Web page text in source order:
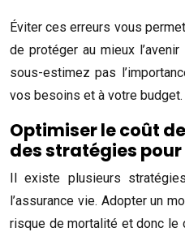
Éviter ces erreurs vous
de protéger au mieux
sous-estimez pas
vos besoins et à votre budget.
Optimiser le coût
des stratégies
Il existe plusieurs
l’assurance vie. Adopter un
risque de mortalité et donc le